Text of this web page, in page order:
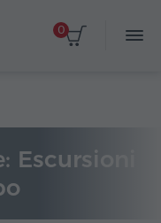
0
Escursioni